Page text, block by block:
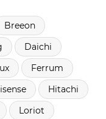
Breeon
Daichi
Ferrum
Hitachi
Loriot